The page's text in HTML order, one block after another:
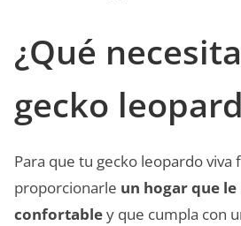
¿Qué
gecko
Para que tu gecko leopardo viva
proporcionarle un hogar que
confortabley que cumpla con